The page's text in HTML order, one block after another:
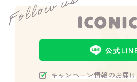
公式
キャンペーン情報のお届け